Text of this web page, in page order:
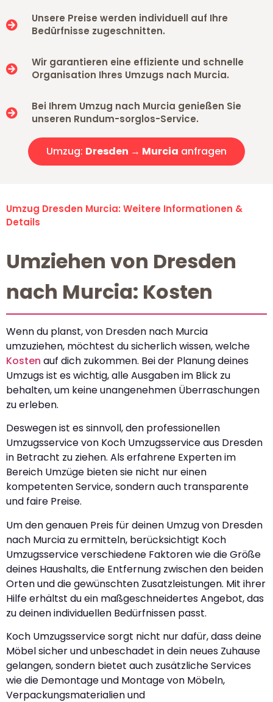
Unsere Preise werden individuell auf Ihre
Bedürfnisse zugeschnitten.
Wir garantieren eine effiziente und schnelle
Organisation Ihres Umzugs nach Murcia.
Bei Ihrem Umzug nach Murcia genießen Sie
unseren Rundum-sorglos-Service.
Umzug: Dresden → Murcia anfragen
Umzug Dresden Murcia: Weitere Informationen &
Details
Umziehen von Dresden
nach Murcia: Kosten
Wenn du planst, von Dresden nach Murcia
umzuziehen, möchtest du sicherlich wissen, welche
Kosten auf dich zukommen. Bei der Planung deines
Umzugs ist es wichtig, alle Ausgaben im Blick zu
behalten, um keine unangenehmen Überraschungen
zu erleben.
Deswegen ist es sinnvoll, den professionellen
Umzugsservice von Koch Umzugsservice aus Dresden
in Betracht zu ziehen. Als erfahrene Experten im
Bereich Umzüge bieten sie nicht nur einen
kompetenten Service, sondern auch transparente
und faire Preise.
Um den genauen Preis für deinen Umzug von Dresden
nach Murcia zu ermitteln, berücksichtigt Koch
Umzugsservice verschiedene Faktoren wie die Größe
deines Haushalts, die Entfernung zwischen den beiden
Orten und die gewünschten Zusatzleistungen. Mit ihrer
Hilfe erhältst du ein maßgeschneidertes Angebot, das
zu deinen individuellen Bedürfnissen passt.
Koch Umzugsservice sorgt nicht nur dafür, dass deine
Möbel sicher und unbeschadet in dein neues Zuhause
gelangen, sondern bietet auch zusätzliche Services
wie die Demontage und Montage von Möbeln,
Verpackungsmaterialien und